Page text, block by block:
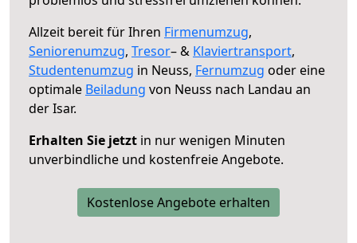
Allzeit bereit für Ihren Firmenumzug,
Seniorenumzug, Tresor– & Klaviertransport,
Studentenumzug in Neuss, Fernumzug oder eine
optimale Beiladung von Neuss nach Landau an
der Isar.
Erhalten Sie jetzt in nur wenigen Minuten
unverbindliche und kostenfreie Angebote.
Kostenlose Angebote erhalten